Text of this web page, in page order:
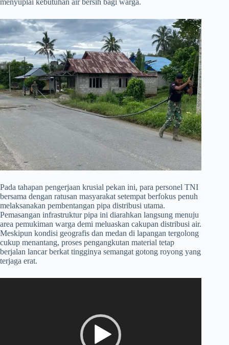
menyuplai kebutuhan air bersih bagi warga.
​Pada tahapan pengerjaan krusial pekan ini, para personel TNI
bersama dengan ratusan masyarakat setempat berfokus penuh
melaksanakan pembentangan pipa distribusi utama.
Pemasangan infrastruktur pipa ini diarahkan langsung menuju
area pemukiman warga demi meluaskan cakupan distribusi air.
Meskipun kondisi geografis dan medan di lapangan tergolong
cukup menantang, proses pengangkutan material tetap
berjalan lancar berkat tingginya semangat gotong royong yang
terjaga erat.